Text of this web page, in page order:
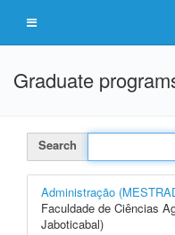
Graduate
Search
Administração
Faculdade de Ciências
Jaboticabal)